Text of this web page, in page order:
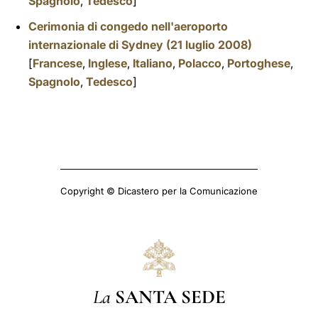
Cerimonia di congedo nell'aeroporto
internazionale di Sydney (21 luglio 2008)
[Francese, Inglese, Italiano, Polacco, Portoghese,
Spagnolo, Tedesco]
Copyright © Dicastero per la Comunicazione
La SANTA SEDE